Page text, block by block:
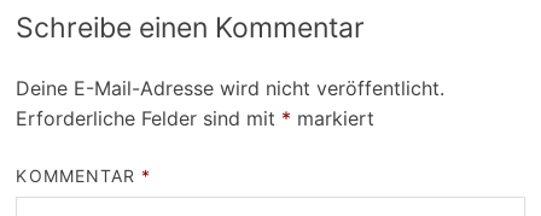
Schreibe einen Kommentar
Deine E-Mail-Adresse wird nicht veröffentlicht.
Erforderliche Felder sind mit * markiert
KOMMENTAR *